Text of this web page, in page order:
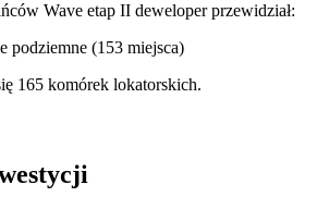
Wave etap II deweloper przewidział:
podziemne (153 miejsca)
165 komórek lokatorskich.